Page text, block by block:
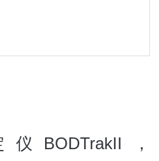
BODTrakII，